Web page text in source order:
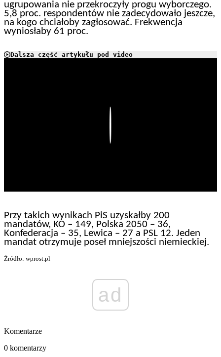
ugrupowania nie przekroczyły progu wyborczego.
5,8 proc. respondentów nie zadecydowało jeszcze,
na kogo chciałoby zagłosować. Frekwencja
wyniosłaby 61 proc.
Dalsza część artykułu pod video
Przy takich wynikach PiS uzyskałby 200
mandatów, KO – 149, Polska 2050 – 36,
Konfederacja – 35, Lewica – 27 a PSL 12. Jeden
mandat otrzymuje poseł mniejszości niemieckiej.
Źródło: wprost.pl
ad
Komentarze
0 komentarzy